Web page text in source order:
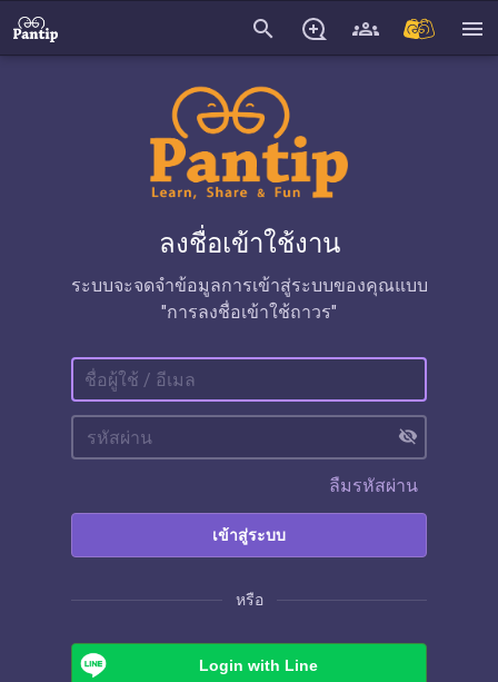
search menu
ลงชื่อเข้าใช้งาน
ระบบจะจดจำข้อมูลการเข้าสู่ระบบของคุณแบบ
"การลงชื่อเข้าใช้ถาวร"
visibility_off
ลืมรหัสผ่าน
เข้าสู่ระบบ
หรือ
Login with Line